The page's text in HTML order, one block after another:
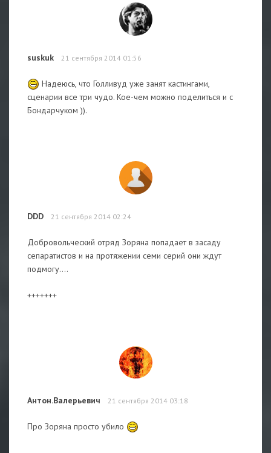
suskuk 21 сентября 2014 01:56
Надеюсь, что Голливуд уже занят кастингами,
сценарии все три чудо. Кое-чем можно поделиться и с
Бондарчуком )).
DDD 21 сентября 2014 02:24
Добровольческий отряд Зоряна попадает в засаду
сепаратистов и на протяжении семи серий они ждут
подмогу....
+++++++
Антон.Валерьевич 21 сентября 2014 03:18
Про Зоряна просто убило